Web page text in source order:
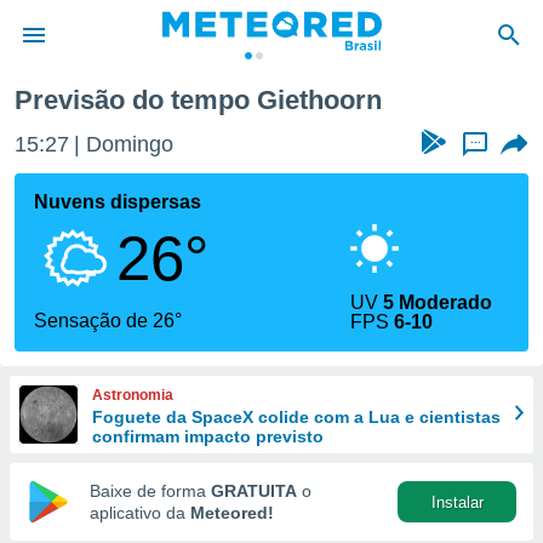
da
fornecidas
a este
das
e
forma
digital
Previsão do tempo Giethoorn
15:27 Domingo ...
Nuvens dispersas
26°
Sensação de 26°
UV5 Moderado
FPS6-10
Astronomia
Foguete da SpaceX colide com a Lua e cientistas
confirmam impacto previsto
Baixe de forma GRATUITA o
aplicativo da Meteored!
Instalar